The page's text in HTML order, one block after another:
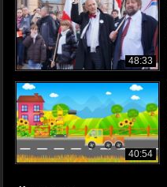
48:33
40:54